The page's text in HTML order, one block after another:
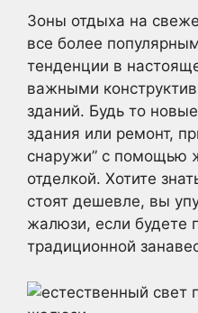
Зоны отдыха на
все более
тенденции в
важными
зданий. Будь то
здания или ремонт,
снаружи” с помощью
отделкой. Хотите
стоят дешевле, вы
жалюзи, если будете
традиционной